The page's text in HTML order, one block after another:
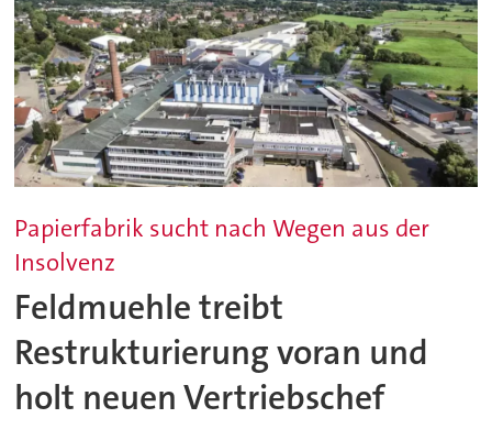
Papierfabrik sucht nach Wegen aus der
Insolvenz
Feldmuehle treibt
Restrukturierung voran und
holt neuen Vertriebschef